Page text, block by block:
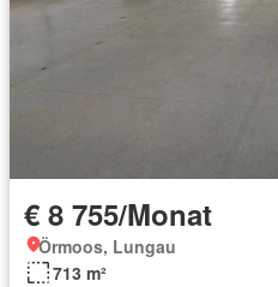
€ 8 755/Monat
Örmoos, Lungau
713 m²